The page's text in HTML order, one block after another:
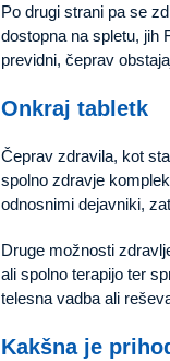
Po drugi strani pa se
dostopna na spletu, jih
previdni, čeprav
Onkraj tabletk
Čeprav zdravila, kot
spolno zdravje
odnosnimi dejavniki,
Druge možnosti
ali spolno terapijo ter
telesna vadba ali
Kakšna je